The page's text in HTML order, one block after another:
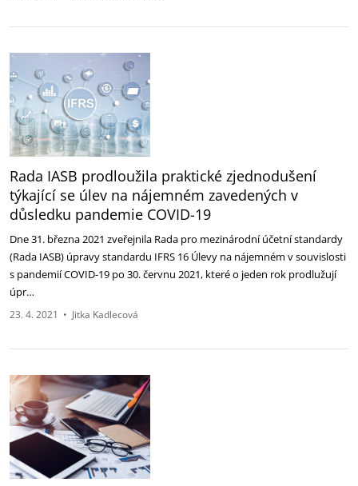
Rada IASB prodloužila praktické zjednodušení
týkající se úlev na nájemném zavedených v
důsledku pandemie COVID-19
Dne 31. března 2021 zveřejnila Rada pro mezinárodní účetní standardy
(Rada IASB) úpravy standardu IFRS 16 Úlevy na nájemném v souvislosti
s pandemií COVID-19 po 30. červnu 2021, které o jeden rok prodlužují
úpr…
23. 4. 2021 • Jitka Kadlecová